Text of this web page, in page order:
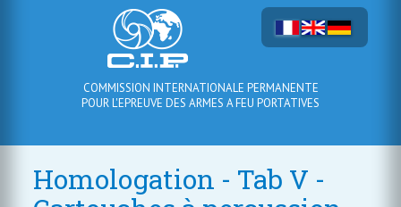
COMMISSION INTERNATIONALE PERMANENTE
POUR L'EPREUVE DES ARMES A FEU PORTATIVES
Homologation - Tab V -